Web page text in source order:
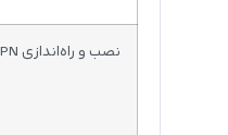
نصب و راه‌اندازی VPN